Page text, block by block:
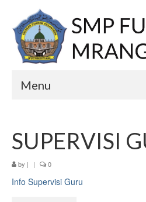
Menu
PPDB
E-learning
Berita
SUPERVISI
by | | 0
Info Supervisi Guru